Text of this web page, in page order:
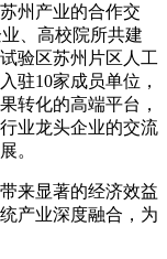
州产业的合作交
、高校院所共建
验区苏州片区人工
驻10家成员单位，
转化的高端平台，
业龙头企业的交流
。
来显著的经济效益
产业深度融合，为